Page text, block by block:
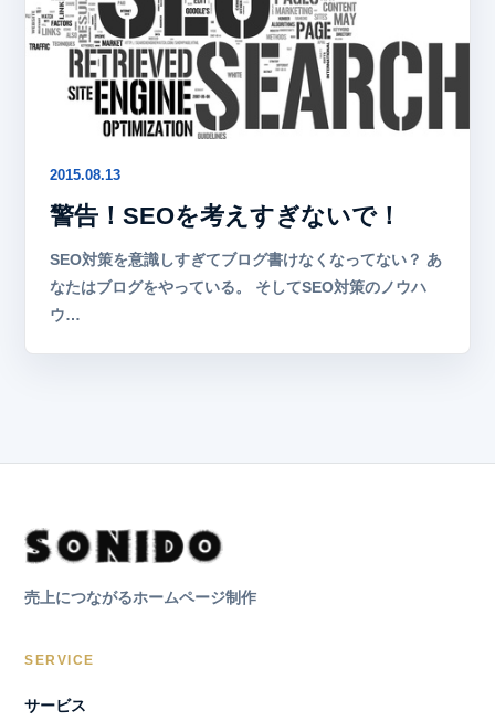
2015.08.13
警告！SEOを考えすぎないで！
SEO対策を意識しすぎてブログ書けなくなってない？ あ
なたはブログをやっている。 そしてSEO対策のノウハ
ウ…
売上につながるホームページ制作
SERVICE
サービス